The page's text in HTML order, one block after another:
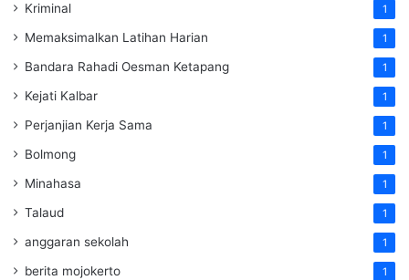
Kriminal 1
Memaksimalkan Latihan Harian 1
Bandara Rahadi Oesman Ketapang 1
Kejati Kalbar 1
Perjanjian Kerja Sama 1
Bolmong 1
Minahasa 1
Talaud 1
anggaran sekolah 1
berita mojokerto 1